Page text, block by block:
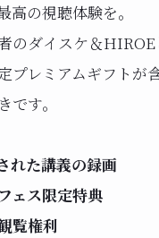
高の視聴体験を。
のダイスケ＆HIROE
プレミアムギフトが
です。
れた講義の録画
ェス限定特典
覧権利